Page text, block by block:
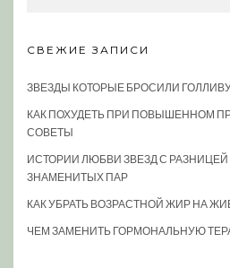
СВЕЖИЕ ЗАПИСИ
ЗВЕЗДЫ КОТОРЫЕ БРОСИЛИ
КАК ПОХУДЕТЬ ПРИ ПОВЫШЕННОМ
СОВЕТЫ
ИСТОРИИ ЛЮБВИ ЗВЕЗД С РАЗНИЦЕЙ
ЗНАМЕНИТЫХ ПАР
КАК УБРАТЬ ВОЗРАСТНОЙ ЖИР НА
ЧЕМ ЗАМЕНИТЬ ГОРМОНАЛЬНУЮ